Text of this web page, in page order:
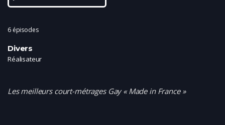
6 épisodes
Divers
Réalisateur
Les meilleurs court-métrages Gay « Made in France »